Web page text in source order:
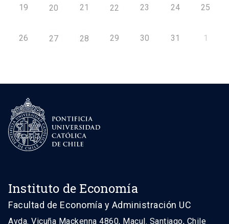
19 20 21 22 23 24 25
26 27 28 29 30 31 1
Instituto de Economía
Facultad de Economía y Administración UC
Avda. Vicuña Mackenna 4860, Macul. Santiago, Chile